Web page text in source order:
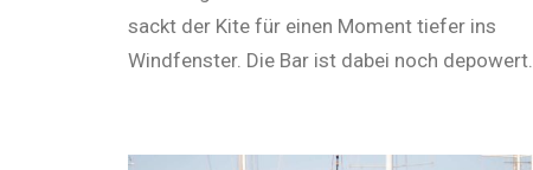
sackt der Kite für einen Moment tiefer ins
Windfenster. Die Bar ist dabei noch depowert.